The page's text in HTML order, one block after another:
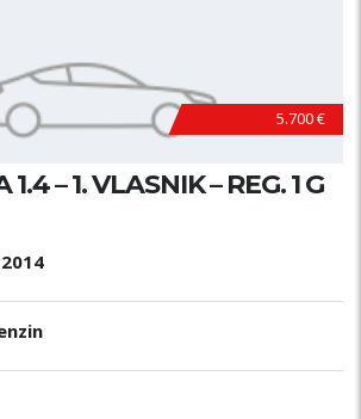
5.700 €
– 1. VLASNIK – REG. 1 G
2014